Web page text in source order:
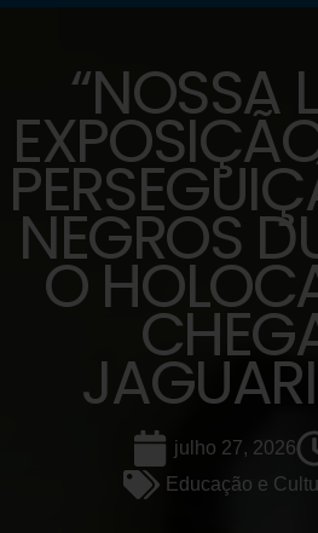
julho 27, 2026
Educação e
“NOSSA
NEGROS
O